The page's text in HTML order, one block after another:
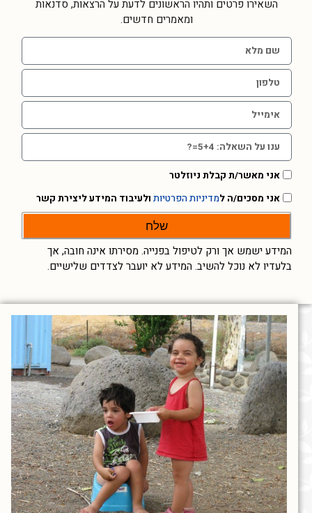
השאירו פרטים ותהיו הראשונים לדעת על הרצאות, סדנאות
ומאמרים חדשים.
אני מאשר/ת קבלת ניוזלטר
אני מסכים/ה למדיניות הפרטיות ולעיבוד המידע ליצירת קשר
שלח
המידע ישמש אך ורק לטיפול בפנייה. מסירתו אינה חובה, אך
בלעדיו לא נוכל להשיב. המידע לא יועבר לצדדים שלישיים.